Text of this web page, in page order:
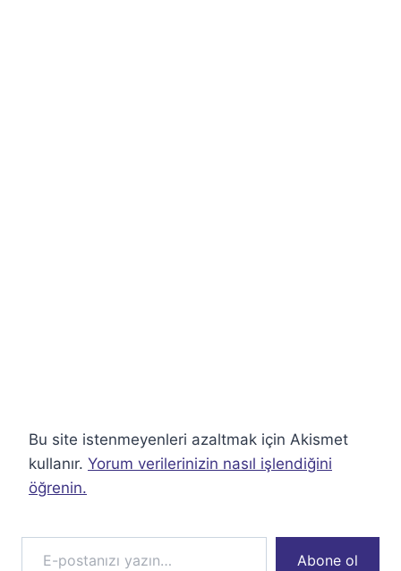
Bu site istenmeyenleri azaltmak için Akismet
kullanır. Yorum verilerinizin nasıl işlendiğini
öğrenin.
E-postanızı yazın…
Abone ol